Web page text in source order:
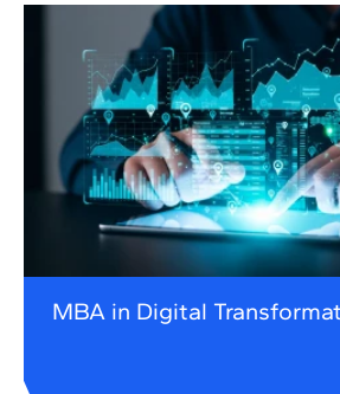
MBA in Digital